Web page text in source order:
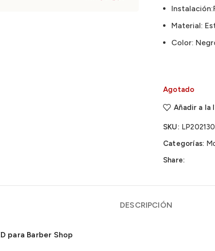
Material:
Color:
Agotado
Añadir a la
SKU: LP202130
Categorías:
Share:
DESCRIPCIÓN
para Barber Shop